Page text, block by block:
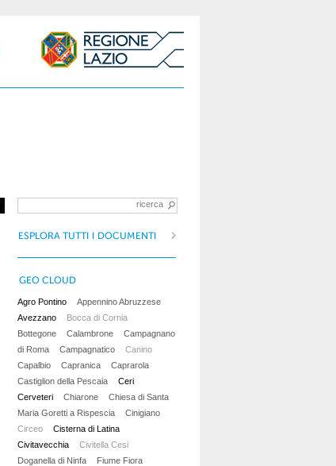
Agro Pontino
Appennino Abruzzese
Avezzano
Bocca di Cornia
Bottegone
Calambrone
Campagnano
di Roma
Campagnatico
Canino
Capalbio
Capranica
Caprarola
Castiglion della Pescaia
Ceri
Cerveteri
Chiarone
Chiesa di Santa
Maria Goretti a Rispescia
Cinigiano
Circeo
Cisterna di Latina
Civitavecchia
Civitella Cesi
Doganella di Ninfa
Fiume Fiora